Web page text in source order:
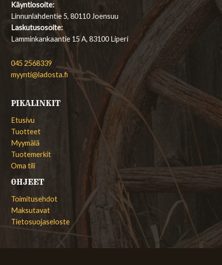
Käyntiosoite:
Linnunlahdentie 5, 80110 Joensuu
Laskutusosoite:
Lamminkankaantie 15 A, 83100 Liperi
045 2568339
myynti@ladosta.fi
PIKALINKIT
Etusivu
Tuotteet
Myymälä
Tuotemerkit
Oma tili
OHJEET
Toimitusehdot
Maksutavat
Tietosuojaseloste